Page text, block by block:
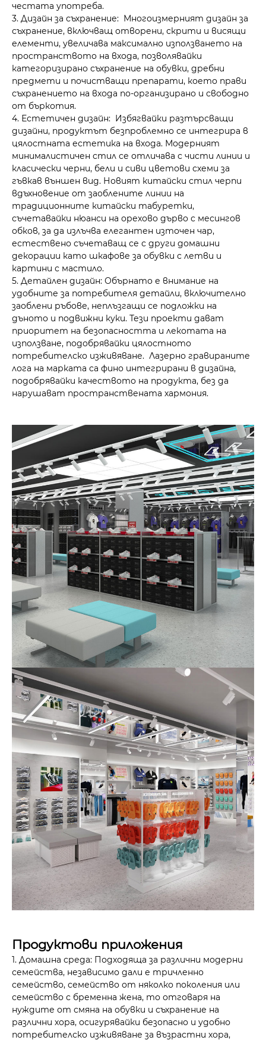
честата употреба.
3. Дизайн за съхранение: Многоизмерният дизайн за
съхранение, включващ отворени, скрити и висящи
елементи, увеличава максимално използването на
пространството на входа, позволявайки
категоризирано съхранение на обувки, дребни
предмети и почистващи препарати, което прави
съхранението на входа по-организирано и свободно
от бъркотия.
4. Естетичен дизайн: Избягвайки разтърсващи
дизайни, продуктът безпроблемно се интегрира в
цялостната естетика на входа. Модерният
минималистичен стил се отличава с чисти линии и
класически черни, бели и сиви цветови схеми за
гъвкав външен вид. Новият китайски стил черпи
вдъхновение от заоблените линии на
традиционните китайски табуретки,
съчетавайки нюанси на орехово дърво с месингов
обков, за да излъчва елегантен източен чар,
естествено съчетаващ се с други домашни
декорации като шкафове за обувки с летви и
картини с мастило.
5. Детайлен дизайн: Обърнато е внимание на
удобните за потребителя детайли, включително
заоблени ръбове, неплъзгащи се подложки на
дъното и подвижни куки. Тези проекти дават
приоритет на безопасността и лекотата на
използване, подобрявайки цялостното
потребителско изживяване. Лазерно гравираните
лога на марката са фино интегрирани в дизайна,
подобрявайки качеството на продукта, без да
нарушават пространствената хармония.
Продуктови приложения
1. Домашна среда: Подходяща за различни модерни
семейства, независимо дали е тричленно
семейство, семейство от няколко поколения или
семейство с бременна жена, то отговаря на
нуждите от смяна на обувки и съхранение на
различни хора, осигурявайки безопасно и удобно
потребителско изживяване за възрастни хора,